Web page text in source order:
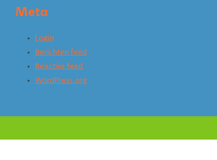
Meta
Login
Berichten feed
Reacties feed
WordPress.org